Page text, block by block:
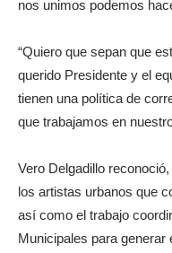
nos unimos podemos
“Quiero que sepan que
querido Presidente y el
tienen una política de
que trabajamos en
Vero Delgadillo
los artistas urbanos que
así como el trabajo
Municipales para